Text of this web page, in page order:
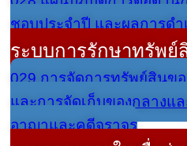
ชอบประจำปี และผลการด
ระบบการรักษาทรัพย์
029 การจัดการทรัพย์สินข
และการจัดเก็บของกลาง
อาญาและคดีจราจร